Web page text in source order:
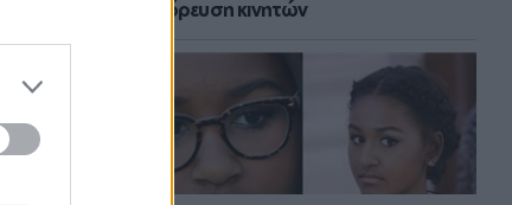
απαγόρευση κινητών